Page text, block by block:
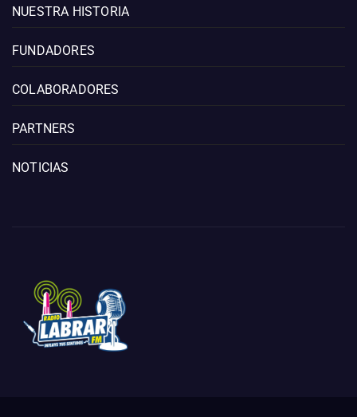
NUESTRA HISTORIA
FUNDADORES
COLABORADORES
PARTNERS
NOTICIAS